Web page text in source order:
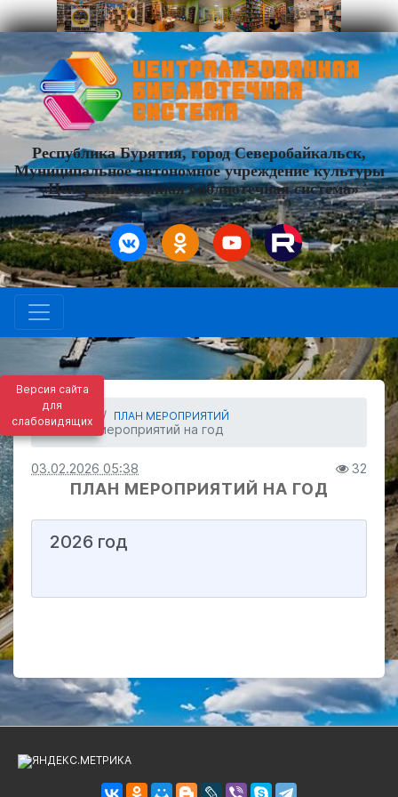
Версия сайта
для
слабовидящих
Республика Бурятия, город Северобайкальск,
Муниципальное автономное учреждение культуры
«Централизованная библиотечная система»
ПЛАН МЕРОПРИЯТИЙ
План мероприятий на год
03.02.2026 05:38 32
ПЛАН МЕРОПРИЯТИЙ НА ГОД
2026 год